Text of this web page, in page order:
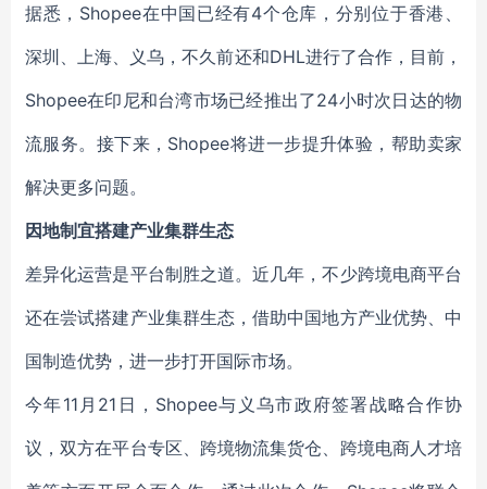
据悉，Shopee在中国已经有4个仓库，分别位于香港、
深圳、上海、义乌，不久前还和DHL进行了合作，目前，
Shopee在印尼和台湾市场已经推出了24小时次日达的物
流服务。接下来，Shopee将进一步提升体验，帮助卖家
解决更多问题。
因地制宜搭建产业集群生态
差异化运营是平台制胜之道。近几年，不少跨境电商平台
还在尝试搭建产业集群生态，借助中国地方产业优势、中
国制造优势，进一步打开国际市场。
今年11月21日，Shopee与义乌市政府签署战略合作协
议，双方在平台专区、跨境物流集货仓、跨境电商人才培